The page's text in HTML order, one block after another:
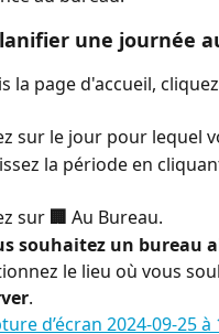
une journée
la page d'accueil,
sur le jour pour lequel
la période en
sur 🏢 Au Bureau.
souhaitez un bureau
le lieu où vous
.